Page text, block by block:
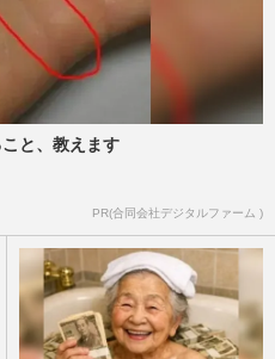
と、教えます
PR(合同会社デジタルファーム )